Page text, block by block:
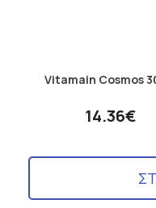
Vitamain Cosmos
14.36€